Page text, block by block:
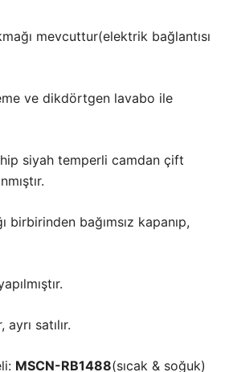
mevcuttur(elektrik bağlantısı
ve dikdörtgen lavabo ile
siyah temperli camdan çift
birbirinden bağımsız kapanıp,
satılır.
MSCN-RB1488(sıcak & soğuk)